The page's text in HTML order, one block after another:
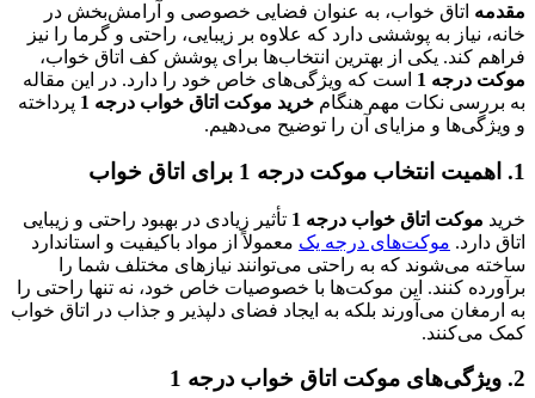
مقدمه اتاق خواب، به عنوان فضایی خصوصی و آرامش‌بخش در
خانه، نیاز به پوششی دارد که علاوه بر زیبایی، راحتی و گرما را نیز
فراهم کند. یکی از بهترین انتخاب‌ها برای پوشش کف اتاق خواب،
موکت درجه 1
است که ویژگی‌های خاص خود را دارد. در این مقاله
به بررسی نکات مهم هنگام خرید موکت اتاق خواب درجه 1
پرداخته
و ویژگی‌ها و مزایای آن را توضیح می‌دهیم.
1. اهمیت انتخاب موکت درجه 1 برای اتاق خواب
خرید موکت اتاق خواب درجه 1
تأثیر زیادی در بهبود راحتی و زیبایی
اتاق دارد. موکت‌های درجه یک معمولاً از مواد باکیفیت و استاندارد
ساخته می‌شوند که به راحتی می‌توانند نیازهای مختلف شما را
برآورده کنند. این موکت‌ها با خصوصیات خاص خود، نه تنها راحتی را
به ارمغان می‌آورند بلکه به ایجاد فضای دلپذیر و جذاب در اتاق خواب
کمک می‌کنند.
2. ویژگی‌های موکت اتاق خواب درجه 1